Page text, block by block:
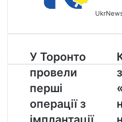
У
Торонто
провели
перші
операції
з
імплантації
У Торонто
провели
перші
операції з
на